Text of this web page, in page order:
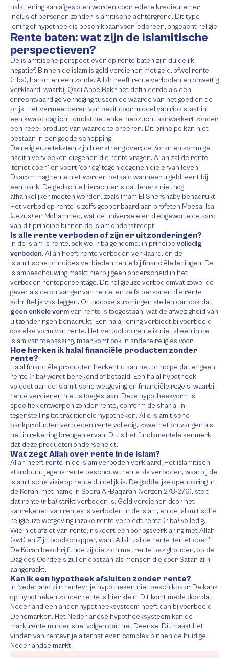
halal lening kan afgesloten worden door iedere kredietnemer,
inclusief personen zonder islamitische achtergrond. Dit type
lening of hypotheek is beschikbaar voor iedereen, ongeacht religie.
Rente baten: wat zijn de islamitische
perspectieven?
De islamitische perspectieven op rente baten zijn duidelijk
negatief. Binnen de islam is geld verdienen met geld, ofwel rente
(riba), haram en een zonde. Allah heeft rente verboden en onwettig
verklaard, waarbij Qadi Aboe Bakr het definieerde als een
onrechtvaardige verhoging tussen de waarde van het goed en de
prijs. Het vermeerderen van bezit door middel van riba staat in
een kwaad daglicht, omdat het enkel hebzucht aanwakkert zonder
een reëel product van waarde te creëren. Dit principe kan niet
bestaan in een goede schepping.
De religieuze teksten zijn hier streng over; de Koran en sommige
hadith vervloeken diegenen die rente vragen. Allah zal de rente
’teniet doen’ en voert ‘oorlog’ tegen degenen die ervan leven.
Daarom mag rente niet worden betaald wanneer u geld leent bij
een bank. De gedachte hierachter is dat leners niet nog
afhankelijker moeten worden, zoals imam El Shershaby benadrukt.
Het verbod op rente is zelfs geopenbaard aan profeten Moesa, Isa
(Jezus) en Mohammed, wat de universele en diepgewortelde aard
van dit principe binnen de islam onderstreept.
Is alle rente verboden of zijn er uitzonderingen?
In de islam is rente, ook wel riba genoemd, in principe volledig
verboden. Allah heeft rente verboden verklaard, en de
islamitische principes verbieden rente bij financiële leningen. De
Islambeschouwing maakt hierbij geen onderscheid in het
verboden rentepercentage. Dit religieuze verbod omvat zowel de
gever als de ontvanger van rente, en zelfs personen die rente
schriftelijk vastleggen. Orthodoxe stromingen stellen dan ook dat
geen enkele vormvan rente is toegestaan, wat de afwezigheid van
uitzonderingen benadrukt. Een halal lening verbiedt bijvoorbeeld
ook elke vorm van rente. Het verbod op rente is niet alleen in de
islam van toepassing, maar komt ook in andere religies voor.
Hoe herken ik halal financiële producten zonder
rente?
Halal financiële producten herkent u aan het principe dat er geen
rente (riba) wordt berekend of betaald. Een halal hypotheek
voldoet aan de islamitische wetgeving en financiële regels, waarbij
rente verdienen niet is toegestaan. Deze hypotheekvorm is
specifiek ontworpen zonder rente, conform de sharia, in
tegenstelling tot traditionele hypotheken. Alle islamitische
bankproducten verbieden rente volledig, zowel het ontvangen als
het in rekening brengen ervan. Dit is het fundamentele kenmerk
dat deze producten onderscheidt.
Wat zegt Allah over rente in de islam?
Allah heeft rente in de islam verboden verklaard. Het islamitisch
standpunt jegens rente beschouwt rente als verboden, waarbij de
islamitische visie op rente duidelijk is. De goddelijke openbaring in
de Koran, met name in Soera Al-Baqarah (verzen 278-279), stelt
dat rente (riba) strikt verboden is. Geld verdienen door het
aanrekenen van rentes is verboden in de islam, en de islamitische
religieuze wetgeving inzake rente verbiedt rente (riba) volledig.
Wie niet afziet van rente, riskeert een oorlogsverklaring met Allah
(swt) en Zijn boodschapper, want Allah zal de rente ’teniet doen’.
De Koran beschrijft hoe zij die zich met rente bezighouden, op de
Dag des Oordeels zullen opstaan als mensen die door Satan zijn
aangeraakt.
Kan ik een hypotheek afsluiten zonder rente?
In Nederland zijn rentevrije hypotheken niet beschikbaar. De kans
op hypotheken zonder rente is hier klein. Dit komt mede doordat
Nederland een ander hypotheeksysteem heeft dan bijvoorbeeld
Denemarken. Het Nederlandse hypotheeksysteem kan de
marktrente minder snel volgen dan het Deense. Dit maakt het
vinden van rentevrije alternatieven complex binnen de huidige
Nederlandse markt.